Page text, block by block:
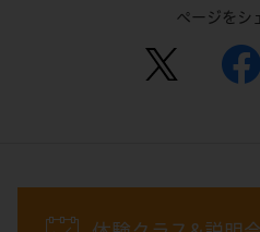
ページをシ